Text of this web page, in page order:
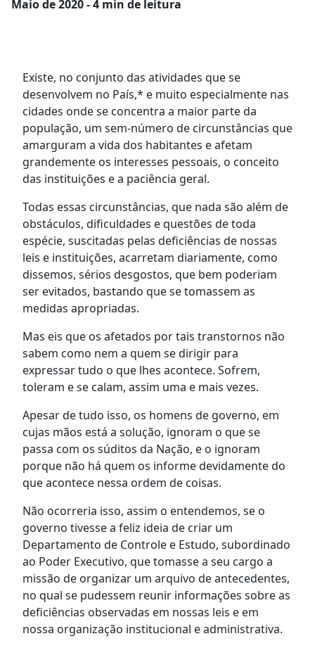
Maiode 2020 - 4 min de leitura
Existe, no conjunto das atividades que se
desenvolvem no País,* e muito especialmente nas
cidades onde se concentra a maior parte da
população, um sem-número de circunstâncias que
amarguram a vida dos habitantes e afetam
grandemente os interesses pessoais, o conceito
das instituições e a paciência geral.
Todas essas circunstâncias, que nada são além de
obstáculos, dificuldades e questões de toda
espécie, suscitadas pelas deficiências de nossas
leis e instituições, acarretam diariamente, como
dissemos, sérios desgostos, que bem poderiam
ser evitados, bastando que se tomassem as
medidas apropriadas.
Mas eis que os afetados por tais transtornos não
sabem como nem a quem se dirigir para
expressar tudo o que lhes acontece. Sofrem,
toleram e se calam, assim uma e mais vezes.
Apesar de tudo isso, os homens de governo, em
cujas mãos está a solução, ignoram o que se
passa com os súditos da Nação, e o ignoram
porque não há quem os informe devidamente do
que acontece nessa ordem de coisas.
Não ocorreria isso, assim o entendemos, se o
governo tivesse a feliz ideia de criar um
Departamento de Controle e Estudo, subordinado
ao Poder Executivo, que tomasse a seu cargo a
missão de organizar um arquivo de antecedentes,
no qual se pudessem reunir informações sobre as
deficiências observadas em nossas leis e em
nossa organização institucional e administrativa.